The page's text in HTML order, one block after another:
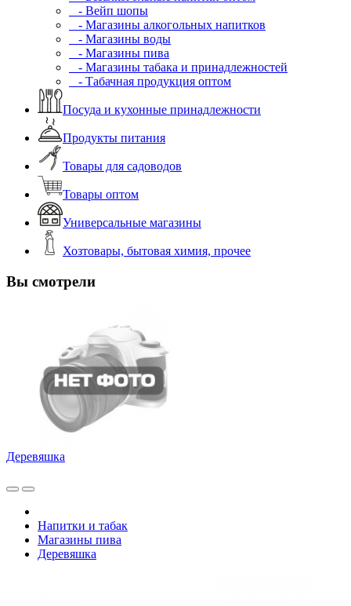
- Вейп шопы
- Магазины алкогольных напитков
- Магазины воды
- Магазины пива
- Магазины табака и принадлежностей
- Табачная продукция оптом
Посуда и кухонные принадлежности
Продукты питания
Товары для садоводов
Товары оптом
Универсальные магазины
Хозтовары, бытовая химия, прочее
Вы смотрели
Деревяшка
Напитки и табак
Магазины пива
Деревяшка